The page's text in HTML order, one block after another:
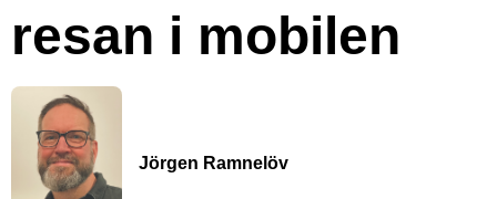
resan i mobilen
Jörgen Ramnelöv